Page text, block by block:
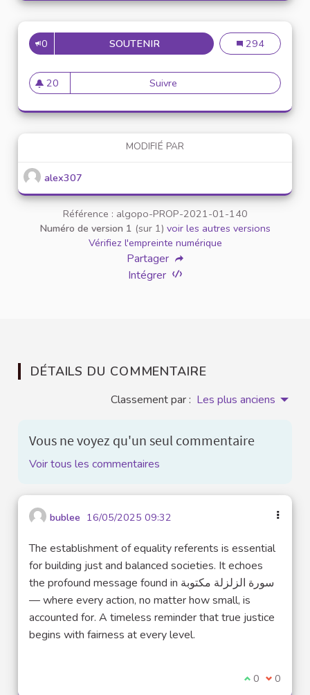
0 SOUTENIRMISE EN PLACE DEMise en place
294
20
20 abonnés
Suivre Mise en place de référents
MODIFIÉ PAR
alex307
Référence : algopo-PROP-2021-01-140
Numéro de version 1 (sur 1) voir les autres versions
Vérifiez l'empreinte numérique
Partager
Intégrer
DÉTAILS DU COMMENTAIRE
Classement par : Les plus anciens
Vous ne voyez qu'un seul commentaire
Voir tous les commentaires
bublee 16/05/2025 09:32
The establishment of equality referents is essential
for building just and balanced societies. It echoes
the profound message found in سورة الزلزلة مكتوبة
— where every action, no matter how small, is
accounted for. A timeless reminder that true justice
begins with fairness at every level.
Je suis
0 Je ne
0